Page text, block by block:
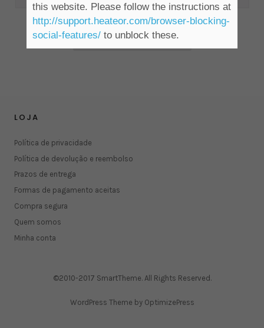
Retornar para a loja
LOJA
Política de privacidade
Política de devolução e reembolso
Prazos de entrega
Formas de pagamento aceitas
Compra segura
Quem somos
Minha conta
©2010-2017 SmartTheme. All Rights Reserved.
WordPress Theme by OptimizePress
this website. Please follow the instructions at
http://support.heateor.com/browser-blocking-
social-features/to unblock these.